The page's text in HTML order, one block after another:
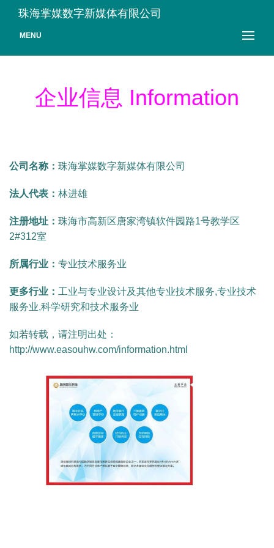
珠海掌媒数字新媒体有限公司
MENU
企业信息 Information
公司名称： 珠海掌媒数字新媒体有限公司
法人代表： 林进雄
注册地址： 珠海市高新区唐家湾镇软件园路1号教学区
2#312室
所属行业： 专业技术服务业
更多行业： 工业与专业设计及其他专业技术服务,专业技术
服务业,科学研究和技术服务业
如若转载，请注明出处：
http://www.easouhw.com/information.html